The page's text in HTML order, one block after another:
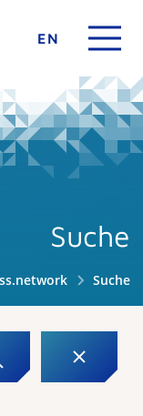
EN
Suche
Suche